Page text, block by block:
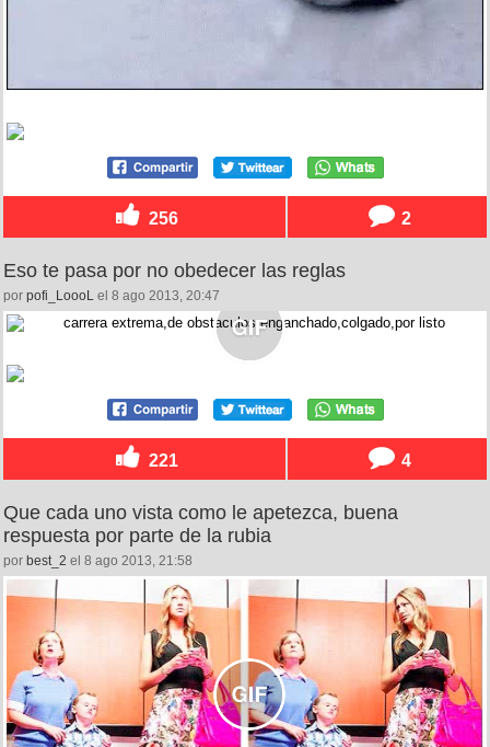
256 2
Eso te pasa por no obedecer las reglas
por pofi_LoooL el 8 ago 2013, 20:47
221 4
Que cada uno vista como le apetezca, buena
respuesta por parte de la rubia
por best_2 el 8 ago 2013, 21:58